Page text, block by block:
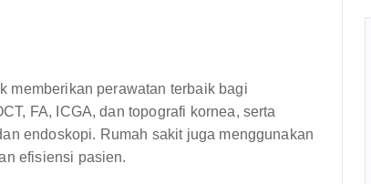
memberikan perawatan terbaik bagi
FA, ICGA, dan topografi kornea, serta
endoskopi. Rumah sakit juga menggunakan
efisiensi pasien.